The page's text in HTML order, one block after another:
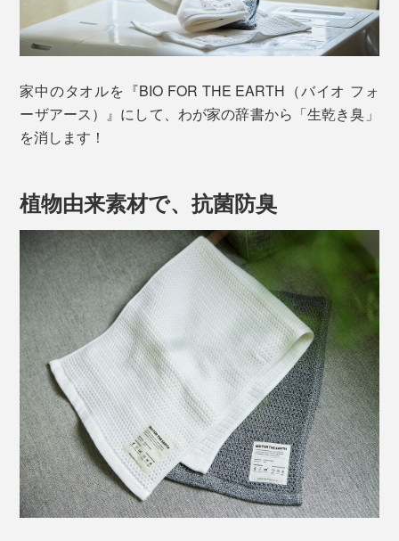
家中のタオルを『BIO FOR THE EARTH（バイオ フォ
ーザアース）』にして、わが家の辞書から「生乾き臭」
を消します！
植物由来素材で、抗菌防臭